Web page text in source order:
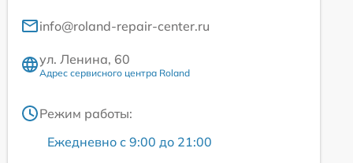
info@roland-repair-center.ru
ул. Ленина, 60
Адрес сервисного центра Roland
Режим работы:
Ежедневно с 9:00 до 21:00